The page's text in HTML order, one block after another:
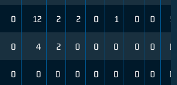
0 12 2 2 0 1 0 0 5
0 4 2 0 0 0 0 0 0
0 0 0 0 0 0 0 0 0